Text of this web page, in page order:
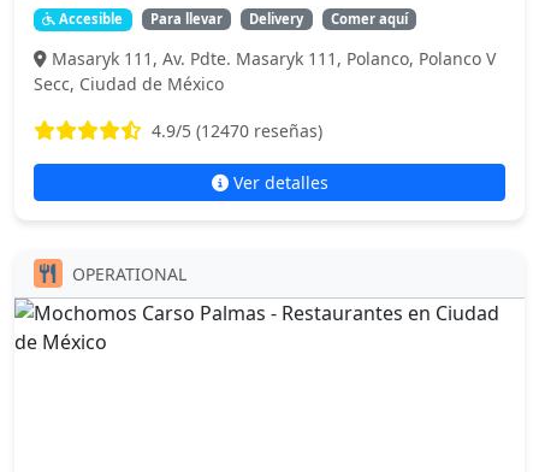
Accesible Para llevar Delivery Comer aquí
Masaryk 111, Av. Pdte. Masaryk 111, Polanco, Polanco V
Secc, Ciudad de México
4.9/5 (12470 reseñas)
Ver detalles
OPERATIONAL